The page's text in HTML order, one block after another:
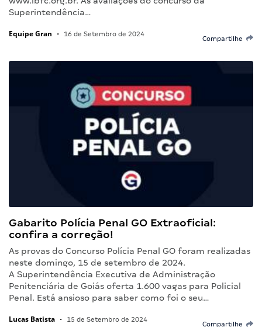
Superintendência…
Equipe Gran • 16 de Setembro de 2024
Compartilhe
Gabarito Polícia Penal GO Extraoficial:
confira a correção!
As provas do Concurso Polícia Penal GO foram realizadas
neste domingo, 15 de setembro de 2024.
A Superintendência Executiva de Administração
Penitenciária de Goiás oferta 1.600 vagas para Policial
Penal. Está ansioso para saber como foi o seu…
Lucas Batista • 15 de Setembro de 2024
Compartilhe